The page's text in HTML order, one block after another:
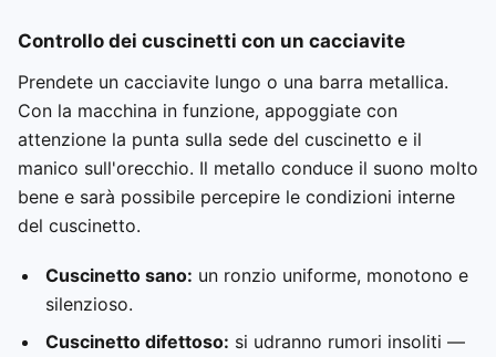
Controllo dei cuscinetti con un cacciavite
Prendete un cacciavite lungo o una barra metallica.
Con la macchina in funzione, appoggiate con
attenzione la punta sulla sede del cuscinetto e il
manico sull'orecchio. Il metallo conduce il suono molto
bene e sarà possibile percepire le condizioni interne
del cuscinetto.
Cuscinetto sano: un ronzio uniforme, monotono e
silenzioso.
Cuscinetto difettoso: si udranno rumori insoliti —